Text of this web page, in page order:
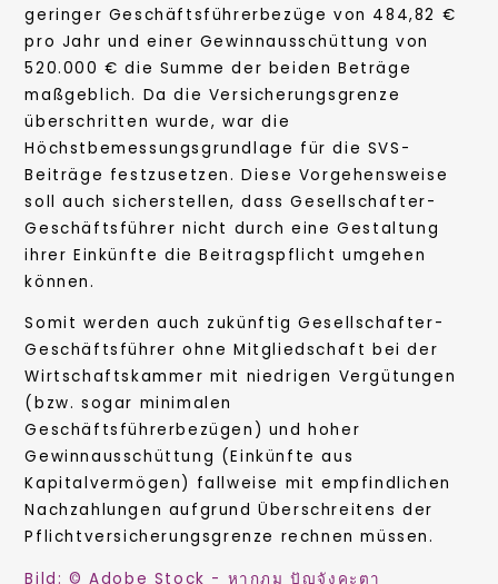
geringer Geschäftsführerbezüge von 484,82 €
pro Jahr und einer Gewinnausschüttung von
520.000 € die Summe der beiden Beträge
maßgeblich. Da die Versicherungsgrenze
überschritten wurde, war die
Höchstbemessungsgrundlage für die SVS-
Beiträge festzusetzen. Diese Vorgehensweise
soll auch sicherstellen, dass Gesellschafter-
Geschäftsführer nicht durch eine Gestaltung
ihrer Einkünfte die Beitragspflicht umgehen
können.
Somit werden auch zukünftig Gesellschafter-
Geschäftsführer ohne Mitgliedschaft bei der
Wirtschaftskammer mit niedrigen Vergütungen
(bzw. sogar minimalen
Geschäftsführerbezügen) und hoher
Gewinnausschüttung (Einkünfte aus
Kapitalvermögen) fallweise mit empfindlichen
Nachzahlungen aufgrund Überschreitens der
Pflichtversicherungsgrenze rechnen müssen.
Bild: © Adobe Stock - หากภูม ปัญจังคะตา